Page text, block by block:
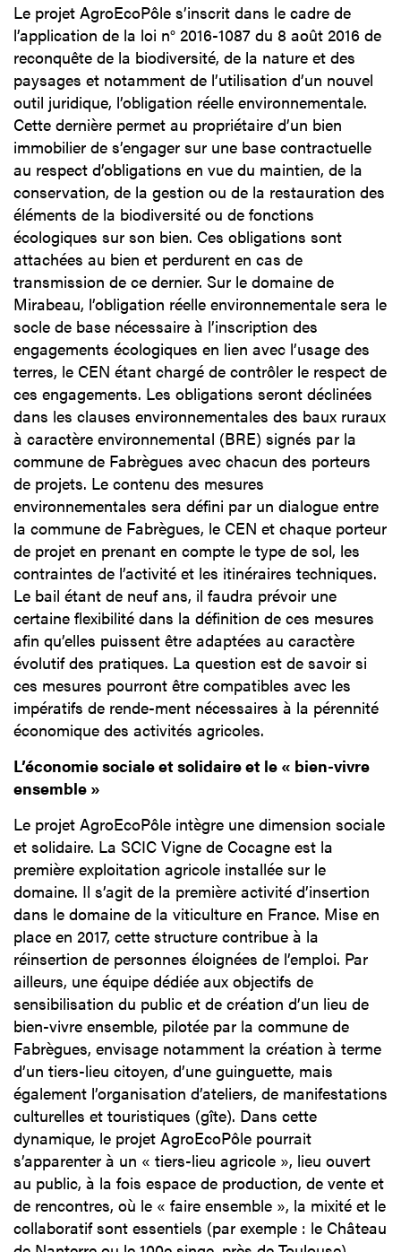
Le projet AgroEcoPôle s’inscrit dans le cadre de
l’application de la loi n° 2016-1087 du 8 août 2016 de
reconquête de la biodiversité, de la nature et des
paysages et notamment de l’utilisation d’un nouvel
outil juridique, l’obligation réelle environnementale.
Cette dernière permet au propriétaire d’un bien
immobilier de s’engager sur une base contractuelle
au respect d’obligations en vue du maintien, de la
conservation, de la gestion ou de la restauration des
éléments de la biodiversité ou de fonctions
écologiques sur son bien. Ces obligations sont
attachées au bien et perdurent en cas de
transmission de ce dernier. Sur le domaine de
Mirabeau, l’obligation réelle environnementale sera le
socle de base nécessaire à l’inscription des
engagements écologiques en lien avec l’usage des
terres, le CEN étant chargé de contrôler le respect de
ces engagements. Les obligations seront déclinées
dans les clauses environnementales des baux ruraux
à caractère environnemental (BRE) signés par la
commune de Fabrègues avec chacun des porteurs
de projets. Le contenu des mesures
environnementales sera défini par un dialogue entre
la commune de Fabrègues, le CEN et chaque porteur
de projet en prenant en compte le type de sol, les
contraintes de l’activité et les itinéraires techniques.
Le bail étant de neuf ans, il faudra prévoir une
certaine flexibilité dans la définition de ces mesures
afin qu’elles puissent être adaptées au caractère
évolutif des pratiques. La question est de savoir si
ces mesures pourront être compatibles avec les
impératifs de rende-ment nécessaires à la pérennité
économique des activités agricoles.
L’économie sociale et solidaire et le « bien-vivre
ensemble »
Le projet AgroEcoPôle intègre une dimension sociale
et solidaire. La SCIC Vigne de Cocagne est la
première exploitation agricole installée sur le
domaine. Il s’agit de la première activité d’insertion
dans le domaine de la viticulture en France. Mise en
place en 2017, cette structure contribue à la
réinsertion de personnes éloignées de l’emploi. Par
ailleurs, une équipe dédiée aux objectifs de
sensibilisation du public et de création d’un lieu de
bien-vivre ensemble, pilotée par la commune de
Fabrègues, envisage notamment la création à terme
d’un tiers-lieu citoyen, d’une guinguette, mais
également l’organisation d’ateliers, de manifestations
culturelles et touristiques (gîte). Dans cette
dynamique, le projet AgroEcoPôle pourrait
s’apparenter à un « tiers-lieu agricole », lieu ouvert
au public, à la fois espace de production, de vente et
de rencontres, où le « faire ensemble », la mixité et le
collaboratif sont essentiels (par exemple : le Château